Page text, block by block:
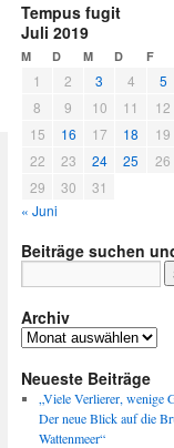
Tempus fugit
Juli 2019
M D M D F
1 2 3 4 5
8
9 10 11 12
15
16 17 18 19
22
23 24 25 26
29
30
31
« Juni
Beiträge suchen
Archiv
Archiv
Neueste Beiträge
„Viele Verlierer, wenige
Der neue Blick auf die
Wattenmeer“